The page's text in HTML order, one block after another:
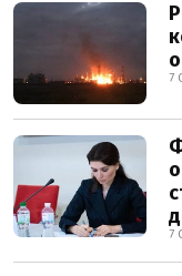
7
7